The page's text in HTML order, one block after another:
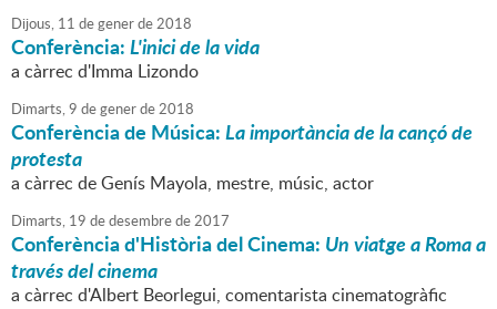
Dijous, 11 degenerde2018
Conferència:L'inici de la vida
a càrrec d'Imma Lizondo
Dimarts,9 degenerde2018
Conferència de Música:La importància de la cançó de
protesta
a càrrec de Genís Mayola, mestre, músic, actor
Dimarts, 19 dedesembrede2017
Conferència d'Història del Cinema: Un viatge a Roma a
través del cinema
a càrrec d'Albert Beorlegui, comentarista cinematogràfic